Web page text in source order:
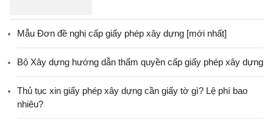
Mẫu Đơn đề nghị cấp giấy phép xây dựng [mới nhất]
Bộ Xây dựng hướng dẫn thẩm quyền cấp giấy phép xây dựng
Thủ tục xin giấy phép xây dựng cần giấy tờ gì? Lệ phí bao
nhiêu?